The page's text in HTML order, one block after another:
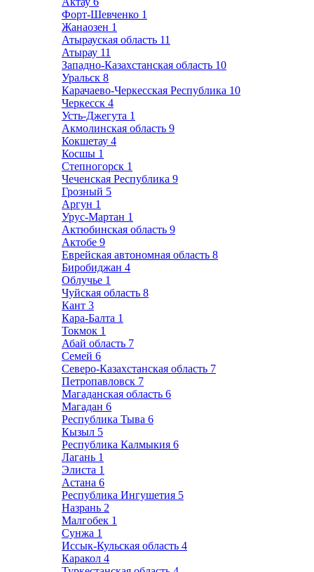
Форт-Шевченко 1
Жанаозен 1
Атырауская область 11
Атырау 11
Западно-Казахстанская область 10
Уральск 8
Карачаево-Черкесская Республика 10
Черкесск 4
Усть-Джегута 1
Акмолинская область 9
Кокшетау 4
Косшы 1
Степногорск 1
Чеченская Республика 9
Грозный 5
Аргун 1
Урус-Мартан 1
Актюбинская область 9
Актобе 9
Еврейская автономная область 8
Биробиджан 4
Облучье 1
Чуйская область 8
Кант 3
Кара-Балта 1
Токмок 1
Абай область 7
Семей 6
Северо-Казахстанская область 7
Петропавловск 7
Магаданская область 6
Магадан 6
Республика Тыва 6
Кызыл 5
Республика Калмыкия 6
Лагань 1
Элиста 1
Астана 6
Республика Ингушетия 5
Назрань 2
Малгобек 1
Сунжа 1
Иссык-Кульская область 4
Каракол 4